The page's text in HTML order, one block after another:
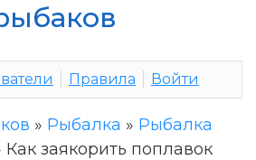
Правила Войти
» Рыбалка » Рыбалка
Как заякорить поплавок